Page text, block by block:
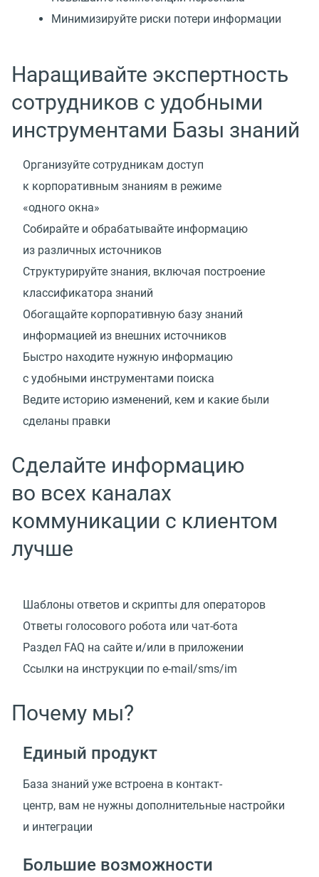
Минимизируйте риски потери информации
Наращивайте экспертность
сотрудников с удобными
инструментами Базы знаний
Организуйте сотрудникам доступ
к корпоративным знаниям в режиме
«одного окна»
Собирайте и обрабатывайте информацию
из различных источников
Структурируйте знания, включая построение
классификатора знаний
Обогащайте корпоративную базу знаний
информацией из внешних источников
Быстро находите нужную информацию
с удобными инструментами поиска
Ведите историю изменений, кем и какие были
сделаны правки
Сделайте информацию
во всех каналах
коммуникации с клиентом
лучше
Шаблоны ответов и скрипты для операторов
Ответы голосового робота или чат-бота
Раздел FAQ на сайте и/или в приложении
Ссылки на инструкции по e-mail/sms/im
Почему мы?
Единый продукт
База знаний уже встроена в контакт-
центр, вам не нужны дополнительные настройки
и интеграции
Большие возможности